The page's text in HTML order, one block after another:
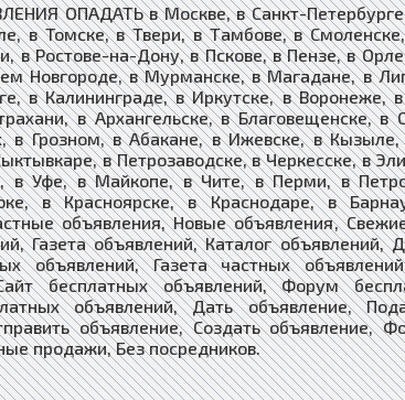
ОПАДАТЬ в Москве, в Санкт-
в Томске, в Твери, в Тамбове, в
в Ростове-на-Дону, в Пскове, в Пензе, в
Новгороде, в Мурманске, в Магадане, в
в Калининграде, в Иркутске, в Воронеже,
в Архангельске, в Благовещенске,
в Грозном, в Абакане, в Ижевске, в
в Петрозаводске, в Черкесске, в
в Уфе, в Майкопе, в Чите, в Перми, в
в Красноярске, в Краснодаре, в
объявления, Новые объявления,
Газета объявлений, Каталог объявлений,
объявлений, Газета частных
бесплатных объявлений, Форум
объявлений, Дать объявление,
объявление, Создать объявление,
продажи, Без посредников.